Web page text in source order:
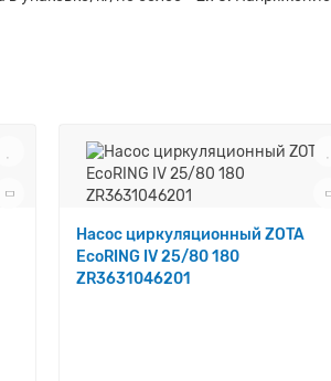
Насос циркуляционный ZOTA
EcoRING IV 25/80 180
ZR3631046201